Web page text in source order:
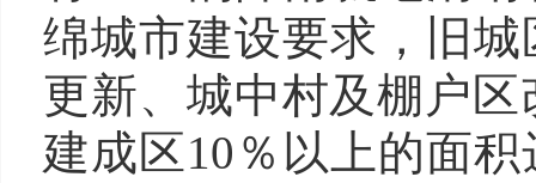
绵城市建设要求，旧
更新、城中村及棚户
建成区10％以上的面